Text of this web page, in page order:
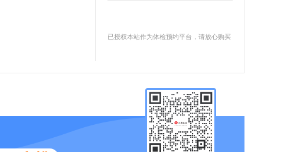
已授权本站作为体检预约平台，请放心购买